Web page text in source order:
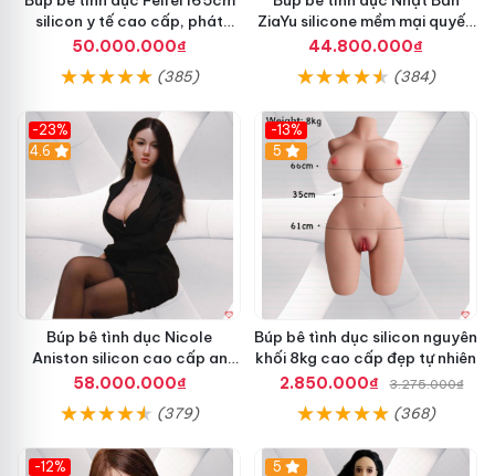
silicon y tế cao cấp, phát
tiếng thật, chơi cực đã
50.000.000₫
(385)
ZiaYu silicone mềm mại quyến
rũ
44.800.000₫
(384)
-23%
4.6
Búp bê tình dục Nicole
Aniston silicon cao cấp an
toàn giá tốt
58.000.000₫
(379)
-13%
5
Búp bê tình dục silicon nguyên
khối 8kg cao cấp đẹp tự nhiên
2.850.000₫
3.275.000₫
(368)
-12%
5